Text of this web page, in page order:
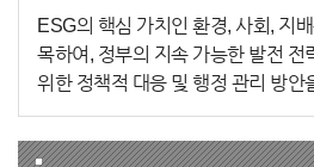
ESG의 핵심 가치인 환경, 사회, 지
목하여, 정부의 지속 가능한 발전 전
위한 정책적 대응 및 행정 관리 방안